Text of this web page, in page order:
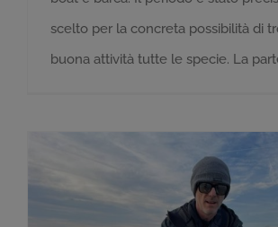
scelto per la concreta possibilità di
buona attività tutte le specie. La